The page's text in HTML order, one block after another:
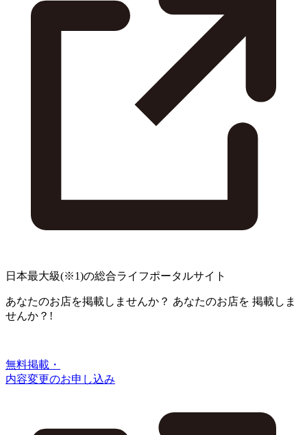
日本最大級(※1)の総合ライフポータルサイト
あなたのお店を掲載しませんか？ あなたのお店を 掲載しま
せんか？!
無料掲載・
内容変更のお申し込み